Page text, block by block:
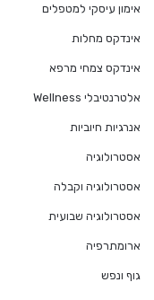
אימון עיסקי למטפלים
אינדקס מחלות
אינדקס צמחי מרפא
אלטרנטיבלי Wellness
אנרגיות חיוביות
אסטרולוגיה
אסטרולוגיה וקבלה
אסטרולוגיה שבועית
ארומתרפיה
גוף ונפש